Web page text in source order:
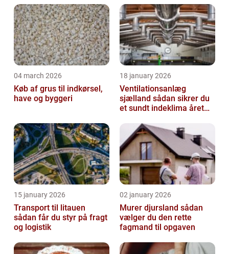
04 march 2026
Køb af grus til indkørsel,
have og byggeri
18 january 2026
Ventilationsanlæg
sjælland sådan sikrer du
et sundt indeklima året
15 january 2026
Transport til litauen
sådan får du styr på fragt
og logistik
02 january 2026
Murer djursland sådan
vælger du den rette
fagmand til opgaven